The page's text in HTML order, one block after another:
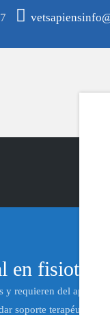
y requieren del apoyo
soporte terapéutico.